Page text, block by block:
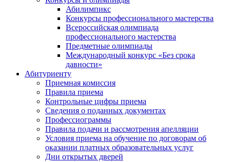
Абилимпикс
Конкурсы профессионального мастерства
Всероссийская олимпиада
профессионального мастерства
Предметные олимпиады
Международный конкурс «Без срока
давности»
Абитуриенту
Приемная комиссия
Правила приема
Контрольные цифры приема
Сведения о поданных документах
Профессиограммы
Правила подачи и рассмотрения апелляции
Условия приема на обучение по договорам об
оказании платных образовательных услуг
Дни открытых дверей